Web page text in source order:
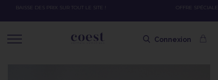
OFFRE SPÉCIALE SOLAIRE SKEYMZEE ! SOIN HYDRATANT + SPRAY + SHAMPOING =
Connexion